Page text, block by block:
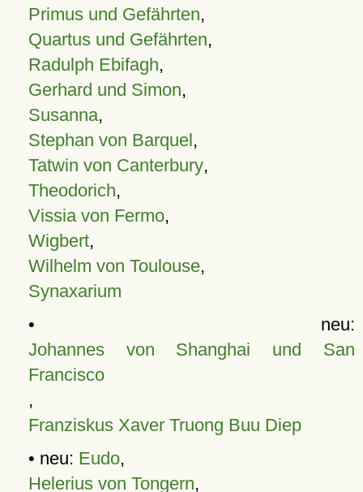
Primus und Gefährten,
Quartus und Gefährten,
Radulph Ebifagh,
Gerhard und Simon,
Susanna,
Stephan von Barquel,
Tatwin von Canterbury,
Theodorich,
Vissia von Fermo,
Wigbert,
Wilhelm von Toulouse,
Synaxarium
• neu:
Johannes von Shanghai und San
Francisco
,
Franziskus Xaver Truong Buu Diep
• neu: Eudo,
Helerius von Tongern,